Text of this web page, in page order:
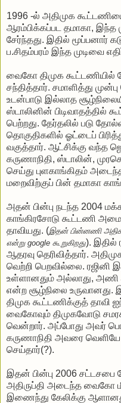
1996 -ல் அதிமுக
ஆரம்பிக்கப்பட தமாகா, இந்த
சேர்ந்தது. இதில் மூப்பனார்
ப.சிதம்பரம் இந்த முடிவை
வைகோ திமுக கூட்டணியில்
சந்தித்தார். சமாளித்து
உடன்பாடு இல்லாத
ஸ்டாலினின் பிடிவாதத்தில்
பெற்றது. தேர்தலில் படு
தொகுதிகளில் ஓட்டைப்
வகுத்தார். ஆட்சிக்கு வந்த
கருணாநிதி, ஸ்டாலின்,
செய்து புளகாங்கிதம்
மறைவிற்குப் பின் தமாகா
அதன் பின்பு நடந்த 2004
காங்கிரசோடு கூட்டணி
தாவியது. (இதன் பின்னணி
என்று google கூறுகிறது). இதில்
ஆதரவு தெரிவித்தார்.
வெற்றி பெறவில்லை. ரஜினி
உள்ளானதும் அல்லாது, அணி
என்ற சூழ்நிலை உருவானது.
திமுக கூட்டணிக்குத் தாவி
வைகோவும் திமுகவோடு
வென்றார். அப்போது அவர்
கருணாநிதி அவரை
செய்தார்(?).
இதன் பின்பு 2006 சட்டசபை
அதிருப்தி அடைந்த வைகோ
இணைந்து கேலிக்கு